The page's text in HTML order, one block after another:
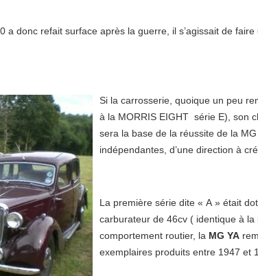
a donc refait surface après la guerre, il s’agissait de
Si la carrosserie, quoique un peu
à la MORRIS EIGHT série E), son
sera la base de la réussite de la
indépendantes, d’une direction à
La première série dite « A » était
carburateur de 46cv ( identique à
comportement routier, la MG YA
exemplaires produits entre 1947 et